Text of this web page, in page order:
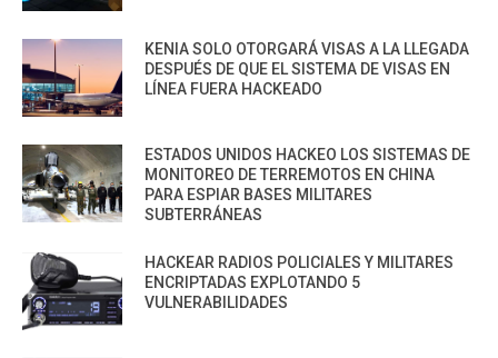
KENIA SOLO OTORGARÁ VISAS A LA LLEGADA
DESPUÉS DE QUE EL SISTEMA DE VISAS EN
LÍNEA FUERA HACKEADO
ESTADOS UNIDOS HACKEO LOS SISTEMAS DE
MONITOREO DE TERREMOTOS EN CHINA
PARA ESPIAR BASES MILITARES
SUBTERRÁNEAS
HACKEAR RADIOS POLICIALES Y MILITARES
ENCRIPTADAS EXPLOTANDO 5
VULNERABILIDADES